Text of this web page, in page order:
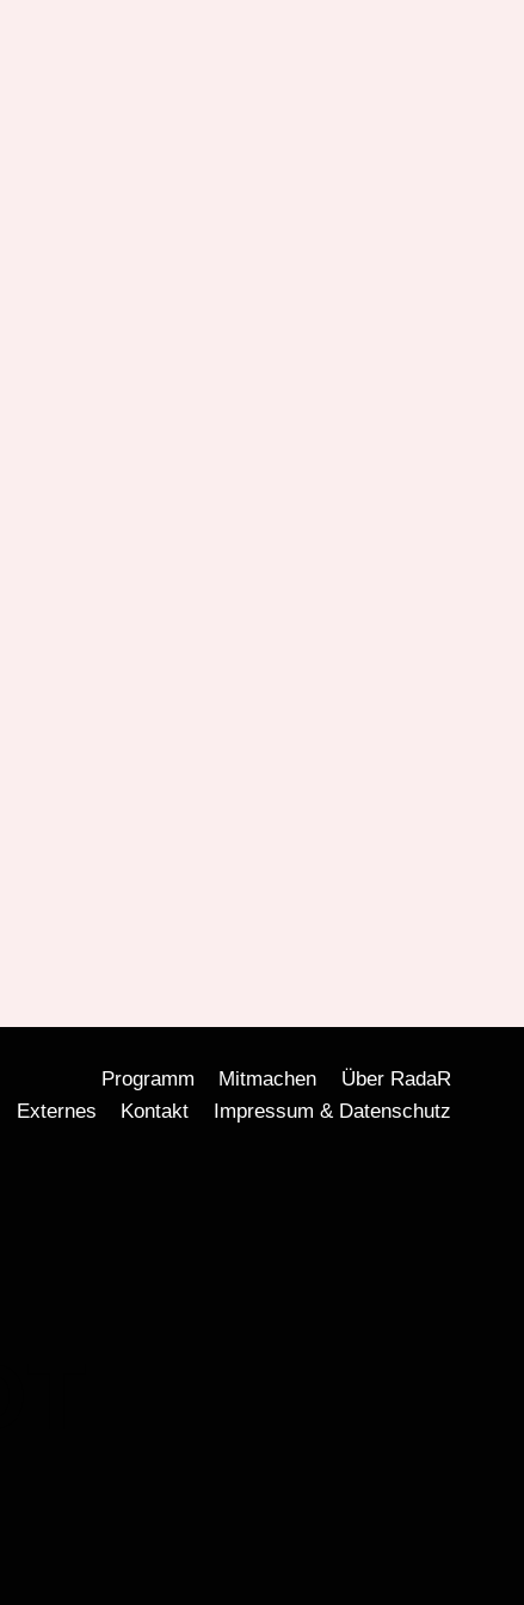
Programm Mitmachen
Über RadaR
Externes
Kontakt Impressum & Datenschutz